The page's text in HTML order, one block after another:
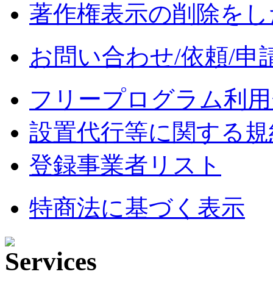
著作権表示の削除を
お問い合わせ/依頼/申
フリープログラム利
設置代行等に関する
登録事業者リスト
特商法に基づく表示